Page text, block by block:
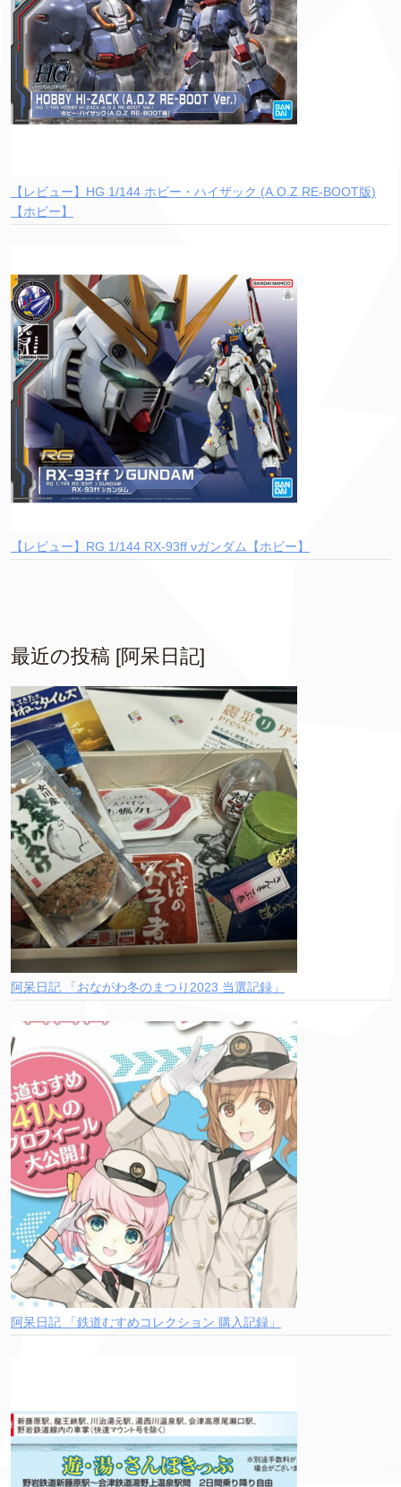
【レビュー】HG 1/144 ホビー・ハイザック (A.O.Z RE-BOOT版)
【ホビー】
【レビュー】RG 1/144 RX-93ff νガンダム【ホビー】
最近の投稿 [阿呆日記]
阿呆日記 「おながわ冬のまつり2023 当選記録」
阿呆日記 「鉄道むすめコレクション 購入記録」